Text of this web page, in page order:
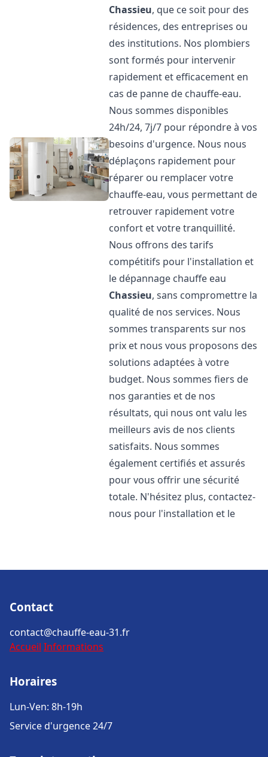
Chassieu, que ce soit pour des
résidences, des entreprises ou
des institutions. Nos plombiers
sont formés pour intervenir
rapidement et efficacement en
cas de panne de chauffe-eau.
Nous sommes disponibles
24h/24, 7j/7 pour répondre à vos
besoins d'urgence. Nous nous
déplaçons rapidement pour
réparer ou remplacer votre
chauffe-eau, vous permettant de
retrouver rapidement votre
confort et votre tranquillité.
Nous offrons des tarifs
compétitifs pour l'installation et
le dépannage chauffe eau
Chassieu, sans compromettre la
qualité de nos services. Nous
sommes transparents sur nos
prix et nous vous proposons des
solutions adaptées à votre
budget. Nous sommes fiers de
nos garanties et de nos
résultats, qui nous ont valu les
meilleurs avis de nos clients
satisfaits. Nous sommes
également certifiés et assurés
pour vous offrir une sécurité
totale. N'hésitez plus, contactez-
nous pour l'installation et le
Contact
contact@chauffe-eau-31.fr
Accueil Informations
Horaires
Lun-Ven: 8h-19h
Service d'urgence 24/7